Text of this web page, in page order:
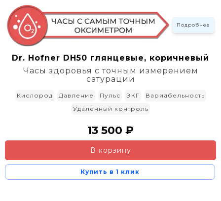
Подробнее
Dr. Hofner DH50 глянцевые, коричневый
Часы здоровья с точным измерением
сатурации
Кислород Давление Пульс ЭКГ
Вариабельность
Удалённый контроль
13 500 ₽
В корзину
Купить в 1 клик